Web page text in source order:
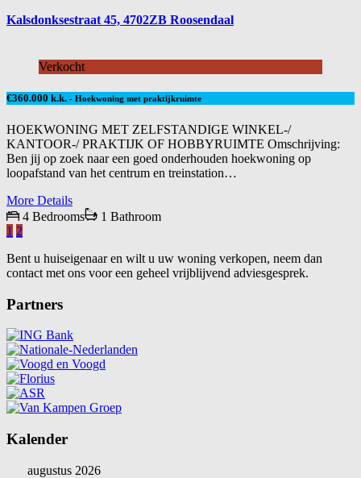
Kalsdonksestraat 45, 4702ZB Roosendaal
Verkocht
€360.000 k.k. - Hoekwoning met praktijkruimte
HOEKWONING MET ZELFSTANDIGE WINKEL-/
KANTOOR-/ PRAKTIJK OF HOBBYRUIMTE Omschrijving:
Ben jij op zoek naar een goed onderhouden hoekwoning op
loopafstand van het centrum en treinstation…
More Details
4 Bedrooms
1 Bathroom
1 2
Bent u huiseigenaar en wilt u uw woning verkopen, neem dan
contact met ons voor een geheel vrijblijvend adviesgesprek.
Partners
Kalender
augustus 2026